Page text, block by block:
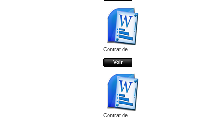
Contrat de...
Voir
Contrat de...